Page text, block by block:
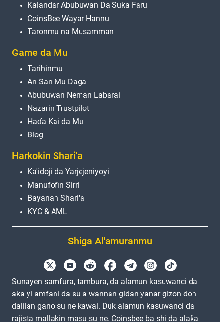
Kalandar Abubuwan Da Suka Faru
CoinsBee Wayar Hannu
Taronmu na Musamman
Game da Mu
Tarihinmu
An San Mu Daga
Abubuwan Neman Labarai
Nazarin Trustpilot
Haɗa Kai da Mu
Blog
Harkokin Shari'a
Ka'idoji da Yarjejeniyoyi
Manufofin Sirri
Bayanan Shari'a
KYC & AML
Shiga Al'amuranmu
Sunayen samfura, tambura, da alamun kasuwanci da
aka yi amfani da su a wannan gidan yanar gizon don
dalilan gano su ne kawai. Duk alamun kasuwanci da
rajista mallakin masu su ne. Coinsbee ba shi da alaƙa